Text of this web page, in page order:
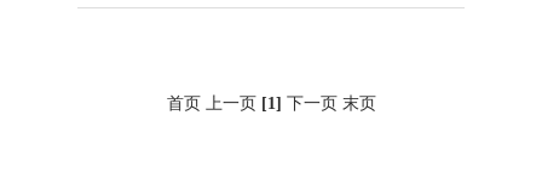
首页 上一页 [1] 下一页 末页